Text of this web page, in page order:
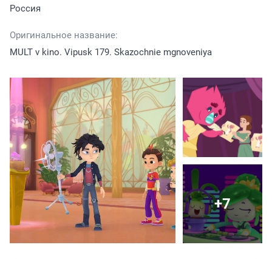
Россия
Оригинальное название:
MULT v kino. Vipusk 179. Skazochnie mgnoveniya
+7